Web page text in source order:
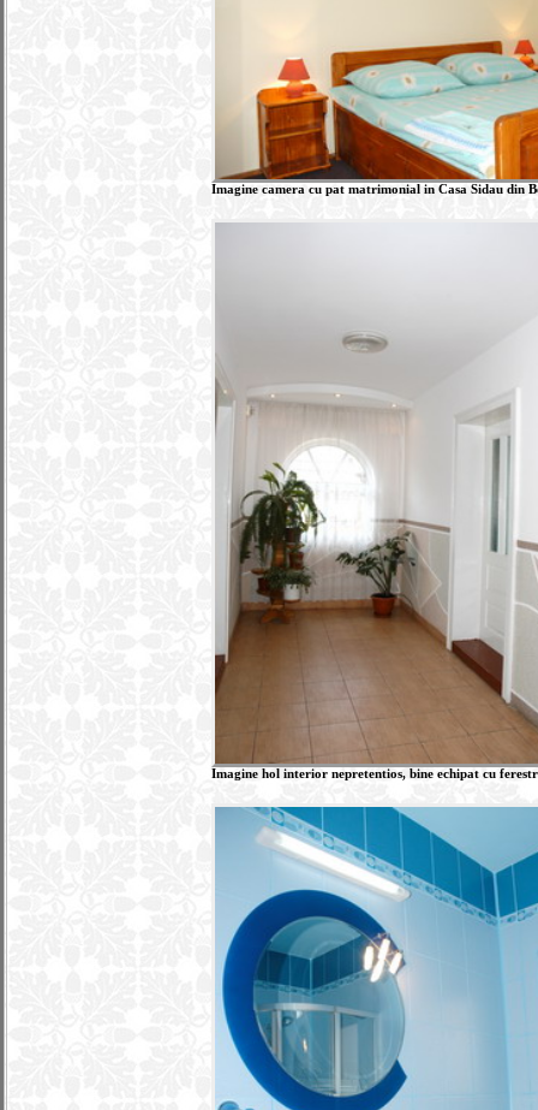
Imagine camera cu pat matrimonial in Casa Sidau din
Imagine hol interior nepretentios, bine echipat cu